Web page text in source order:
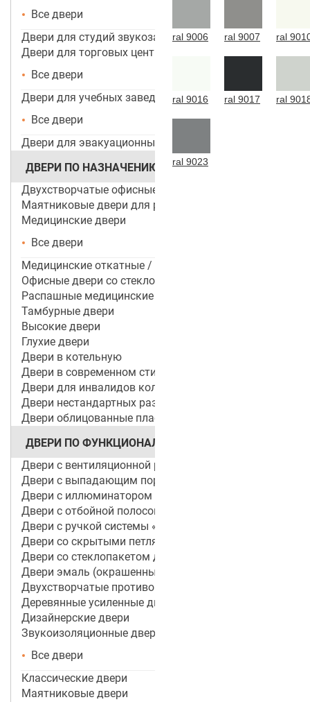
Все двери
Двери для студий звукозаписи
Двери для торговых центров, помещений
Все двери
Двери для учебных заведений и ДОУ
Все двери
Двери для эвакуационных выходов
ДВЕРИ ПО НАЗНАЧЕНИЮ
Двухстворчатые офисные двери
Маятниковые двери для ресторанов и кафе
Медицинские двери
Все двери
Медицинские откатные / раздвижные двери
Офисные двери со стеклом
Распашные медицинские двери
Тамбурные двери
Высокие двери
Глухие двери
Двери в котельную
Двери в современном стиле
Двери для инвалидов колясочников
Двери нестандартных размеров
Двери облицованные пластиком
ДВЕРИ ПО ФУНКЦИОНАЛУ
Двери с вентиляционной решеткой
Двери с выпадающим порогом / беспороговые
Двери с иллюминатором
Двери с отбойной полосой (пластиной)
Двери с ручкой системы «Антипаника»
Двери со скрытыми петлями
Двери со стеклопакетом для объектов
Двери эмаль (окрашенные по RAL)
Двухстворчатые противопожарные двери
Деревянные усиленные двери
Дизайнерские двери
Звукоизоляционные двери
Все двери
Классические двери
Маятниковые двери
ral 9006 ral 9007 ral
ral 9016 ral 9017 ral
ral 9023